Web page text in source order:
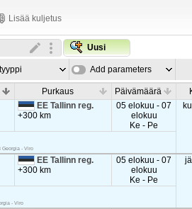
Lisää kuljetus
Uusi
Add parameters
Purkaus Päivämäärä
EE Tallinn reg.
+300 km
05 elokuu - 07
elokuu
Ke - Pe
Georgia - Viro
EE Tallinn reg.
+300 km
05 elokuu - 07
elokuu
Ke - Pe
- Viro